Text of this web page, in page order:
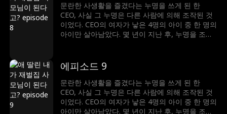
문란한 사생활을 즐겼다는 누명을 쓰게 된 한
CEO, 사실 그 누명은 다른 사람에 의해 조작된 것
이었다. CEO의 여자가 낳은 4명의 아이 중 한 명의
아이만 살아남았다. 몇 년이 지난 후, 누명을 조작
회하게 되는데…
에피소드 9
문란한 사생활을 즐겼다는 누명을 쓰게 된 한
CEO, 사실 그 누명은 다른 사람에 의해 조작된 것
이었다. CEO의 여자가 낳은 4명의 아이 중 한 명의
아이만 살아남았다. 몇 년이 지난 후, 누명을 조작